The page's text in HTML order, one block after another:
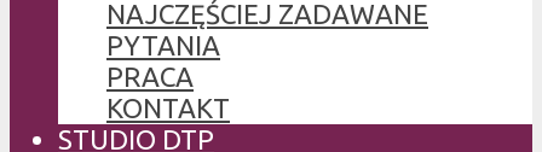
NAJCZĘŚCIEJ ZADAWANE
PYTANIA
PRACA
KONTAKT
STUDIO DTP